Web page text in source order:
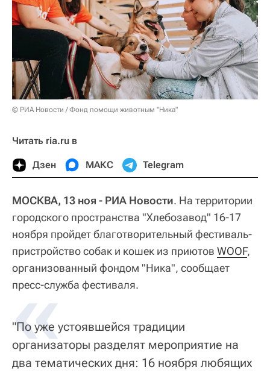
© РИА Новости / Фонд помощи животным "Ника"
Читать ria.ru в
Дзен МАКС Telegram
МОСКВА, 13 ноя - РИА Новости. На территории
городского пространства "Хлебозавод" 16-17
ноября пройдет благотворительный фестиваль-
пристройство собак и кошек из приютов WOOF,
организованный фондом "Ника", сообщает
пресс-служба фестиваля.
«
"По уже устоявшейся традиции
организаторы разделят мероприятие на
два тематических дня: 16 ноября любящих